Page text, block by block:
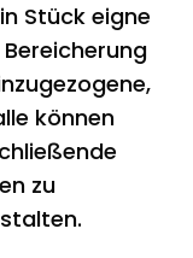
Stück eigne
können
zu